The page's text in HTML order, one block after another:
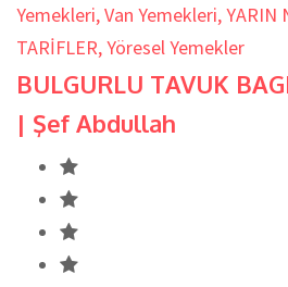
Yemekleri,Van Yemekleri,YARIN
TARİFLER,Yöresel Yemekler
BULGURLU TAVUK
| Şef Abdullah